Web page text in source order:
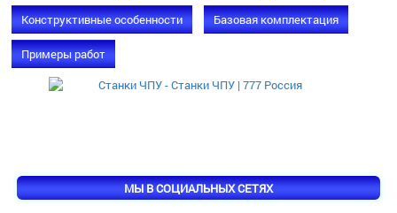
Конструктивные особенности Базовая комплектация
Примеры работ
МЫ В СОЦИАЛЬНЫХ СЕТЯХ